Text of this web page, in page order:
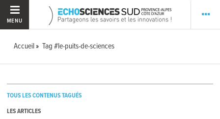
MENU
Accueil Tag #le-puits-de-sciences
TOUS LES CONTENUS TAGUÉS
LES ARTICLES